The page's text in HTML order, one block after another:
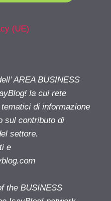
(UE)
AREA BUSINESS
la cui rete
di informazione
sul contributo di
settore.
e
the BUSINESS